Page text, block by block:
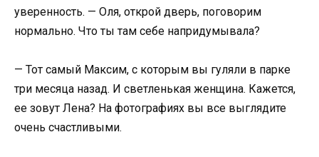
уверенность. — Оля, открой дверь, поговорим
нормально. Что ты там себе напридумывала?
— Тот самый Максим, с которым вы гуляли в парке
три месяца назад. И светленькая женщина. Кажется,
ее зовут Лена? На фотографиях вы все выглядите
очень счастливыми.